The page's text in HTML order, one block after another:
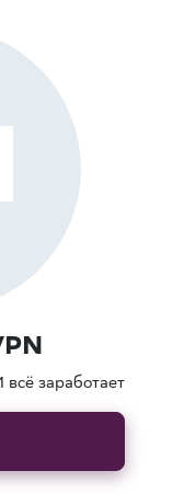
заработает